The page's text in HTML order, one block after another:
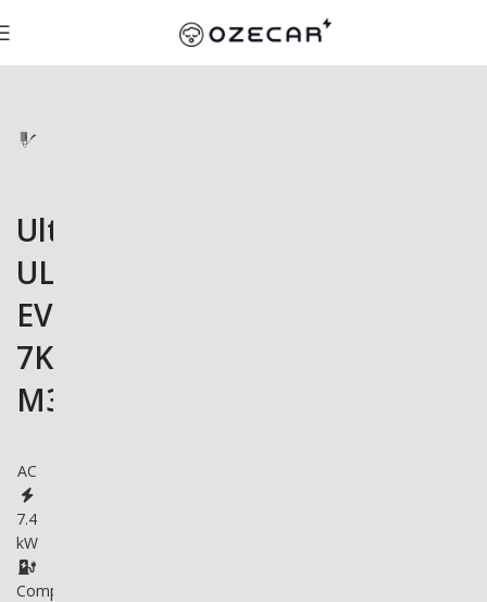
Ultralec
UL-
EVSE-
7KW-
M3T
AC
7.4
kW
Compatible